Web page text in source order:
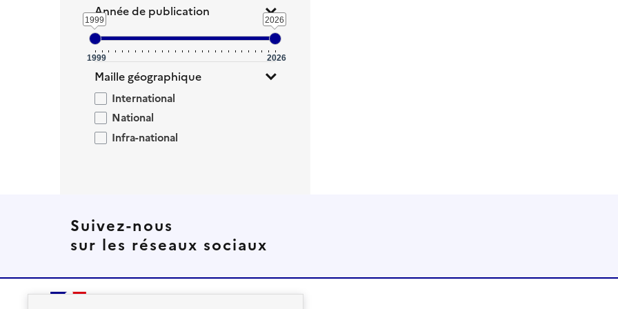
Année de publication
1999 2026
1999 2026
Maille géographique
International
National
Infra-national
Suivez-nous
sur les réseaux sociaux